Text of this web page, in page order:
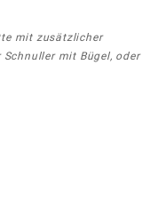
mit zusätzlicher
mit Bügel, oder